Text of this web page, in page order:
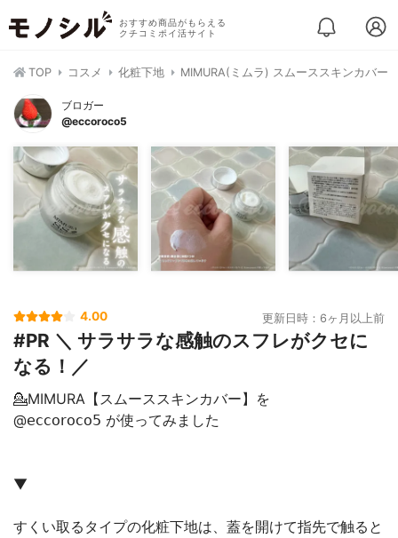
おすすめ商品がもらえる
クチコミポイ活サイト
TOP コスメ 化粧下地 MIMURA(ミムラ) スムーススキンカバー
ブロガー
@eccoroco5
4.00 更新日時：6ヶ月以上前
#PR ＼ サラサラな感触のスフレがクセに
なる！／
💁MIMURA【スムーススキンカバー】を
@𝖾𝖼𝖼𝗈𝗋𝗈𝖼𝗈𝟧 が使ってみました
▼
すくい取るタイプの化粧下地は、蓋を開けて指先で触ると